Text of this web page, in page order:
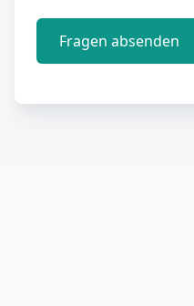
Fragen absenden